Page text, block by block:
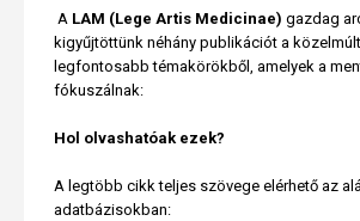
A LAM (Lege Artis Medicinae) gazdag
kigyűjtöttünk néhány publikációt a
legfontosabb témakörökből, amelyek a
fókuszálnak:
Hol olvashatóak ezek?
A legtöbb cikk teljes szövege elérhető az
adatbázisokban: